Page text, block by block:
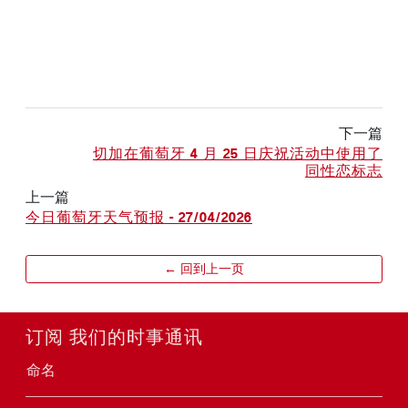
下一篇
切加在葡萄牙 4 月 25 日庆祝活动中使用了
同性恋标志
上一篇
今日葡萄牙天气预报 - 27/04/2026
← 回到上一页
订阅 我们的时事通讯
命名